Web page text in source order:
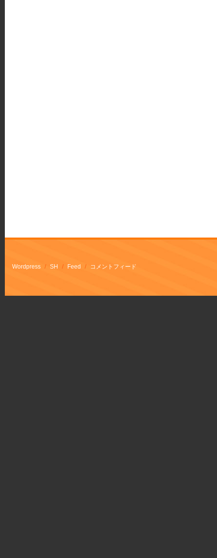
Wordpress / SH / Feed / コメントフィード